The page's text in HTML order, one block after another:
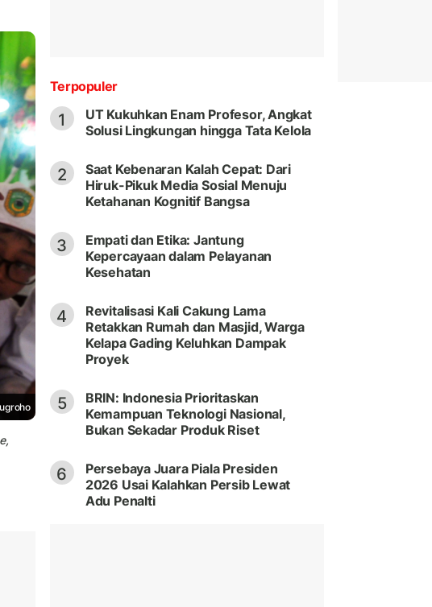
Terpopuler
1
UT Kukuhkan Enam Profesor, Angkat
Solusi Lingkungan hingga Tata Kelola
2
Saat Kebenaran Kalah Cepat: Dari
Hiruk-Pikuk Media Sosial Menuju
Ketahanan Kognitif Bangsa
3
Empati dan Etika: Jantung
Kepercayaan dalam Pelayanan
Kesehatan
4
Revitalisasi Kali Cakung Lama
Retakkan Rumah dan Masjid, Warga
Kelapa Gading Keluhkan Dampak
Proyek
5
BRIN: Indonesia Prioritaskan
Kemampuan Teknologi Nasional,
Bukan Sekadar Produk Riset
6
Persebaya Juara Piala Presiden
2026 Usai Kalahkan Persib Lewat
Adu Penalti